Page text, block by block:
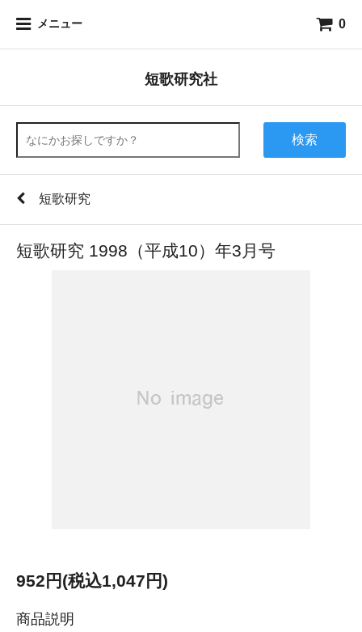
メニュー 0
短歌研究社
検索
短歌研究
短歌研究 1998（平成10）年3月号
952円(税込1,047円)
商品説明